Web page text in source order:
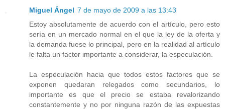
Miguel Ángel 7 de mayo de 2009 a las 13:43
Estoy absolutamente de acuerdo con el artículo, pero esto
sería en un mercado normal en el que la ley de la oferta y
la demanda fuese lo principal, pero en la realidad al artículo
le falta un factor importante a considerar, la especulación.
La especulación hacia que todos estos factores que se
exponen quedaran relegados como secundarios, lo
importante es que el precio se estaba revalorizando
constantemente y no por ninguna razón de las expuestas